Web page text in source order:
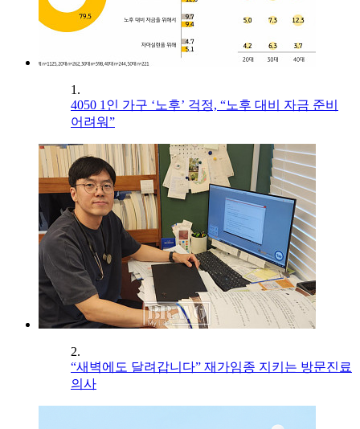
1.
4050 1인 가구 ‘노후’ 걱정, “노후 대비 자금 준비
어려워”
2.
“새벽에도 달려갑니다” 재가임종 지키는 방문진료
의사